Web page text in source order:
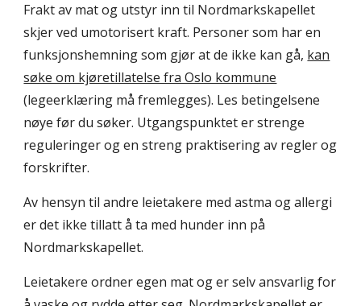
Frakt av mat og utstyr inn til Nordmarkskapellet
skjer ved umotorisert kraft. Personer som har en
funksjonshemning som gjør at de ikke kan gå, kan
søke om kjøretillatelse fra Oslo kommune
(legeerklæring må fremlegges). Les betingelsene
nøye før du søker. Utgangspunktet er strenge
reguleringer og en streng praktisering av regler og
forskrifter.
Av hensyn til andre leietakere med astma og allergi
er det ikke tillatt å ta med hunder inn på
Nordmarkskapellet.
Leietakere ordner egen mat og er selv ansvarlig for